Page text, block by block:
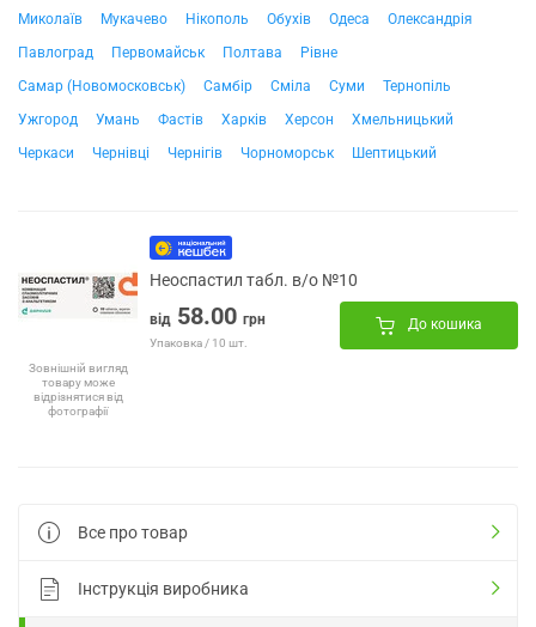
Миколаїв
Мукачево Нікополь Обухів Одеса
Олександрія
Павлоград
Первомайськ Полтава
Рівне
Самар (Новомосковськ)
Самбір Сміла Суми
Тернопіль
Ужгород
Умань Фастів Харків Херсон
Хмельницький
Черкаси
Чернівці Чернігів Чорноморськ Шептицький
Зовнішній вигляд
товару може
відрізнятися від
фотографії
Неоспастил табл. в/о №10
від 58.00 грн
Упаковка / 10 шт.
До кошика
Все про товар
Інструкція виробника